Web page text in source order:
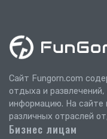
Сайт Fungorn.com
отдыха и
информацию. На сайте
различных отраслей
Бизнес лицам